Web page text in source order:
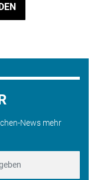
News mehr